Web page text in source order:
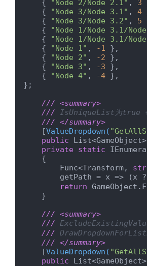
    {
"Node 2/Node 2.1" , 3
    {
"Node 3/Node 3.1" , 4
    {
"Node 3/Node 3.2" , 5
    {
"Node 1/Node 3.1/
    {
"Node 1/Node 3.1/
    {
"Node 1" , -1 },
    {
"Node 2" , -2 },
    {
"Node 3" , -3 },
    {
"Node 4" , -4 },
};
/// <summary>
/// IsUniqueList为true 每
/// </summary>
    [
ValueDropdown(
public
private
static
    {
        Func<Transform,
getPath = x => (x
return
    }
/// <summary>
///
///
/// </summary>
    [
ValueDropdown(
public